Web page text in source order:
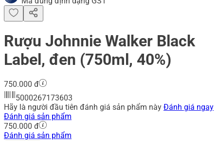
Rượu Johnnie Walker Black
Label, đen (750ml, 40%)
750.000 đ
5000267173603
Hãy là người đầu tiên đánh giá sản phẩm này Đánh giá ngay
Đánh giá sản phẩm
750.000 đ
Đánh giá sản phẩm